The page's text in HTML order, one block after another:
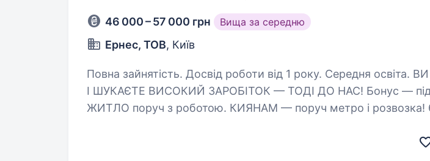
46 000 – 57 000 грн Вища за середню
Ернес, ТОВ, Київ
Повна зайнятість. Досвід роботи від 1 року. Середня освіта. ВИ НЕ В КИЄВІ
І ШУКАЄТЕ ВИСОКИЙ ЗАРОБІТОК — ТОДІ ДО НАС! Бонус —
ЖИТЛО поруч з роботою. КИЯНАМ — поруч метро і розвозка! Є вміння,